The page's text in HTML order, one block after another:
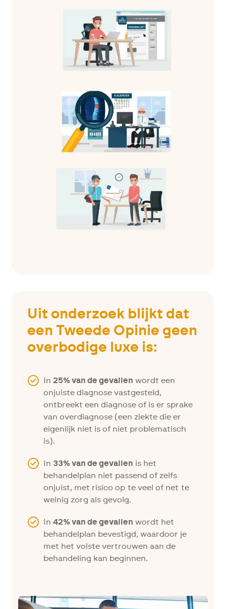
Uit onderzoek blijkt dat
een Tweede Opinie geen
overbodige luxe is:
In 25% van de gevallen wordt een
onjuiste diagnose vastgesteld,
ontbreekt een diagnose of is er sprake
van overdiagnose (een ziekte die er
eigenlijk niet is of niet problematisch
is).
In 33% van de gevallen is het
behandelplan niet passend of zelfs
onjuist, met risico op te veel of net te
weinig zorg als gevolg.
In 42% van de gevallen wordt het
behandelplan bevestigd, waardoor je
met het volste vertrouwen aan de
behandeling kan beginnen.